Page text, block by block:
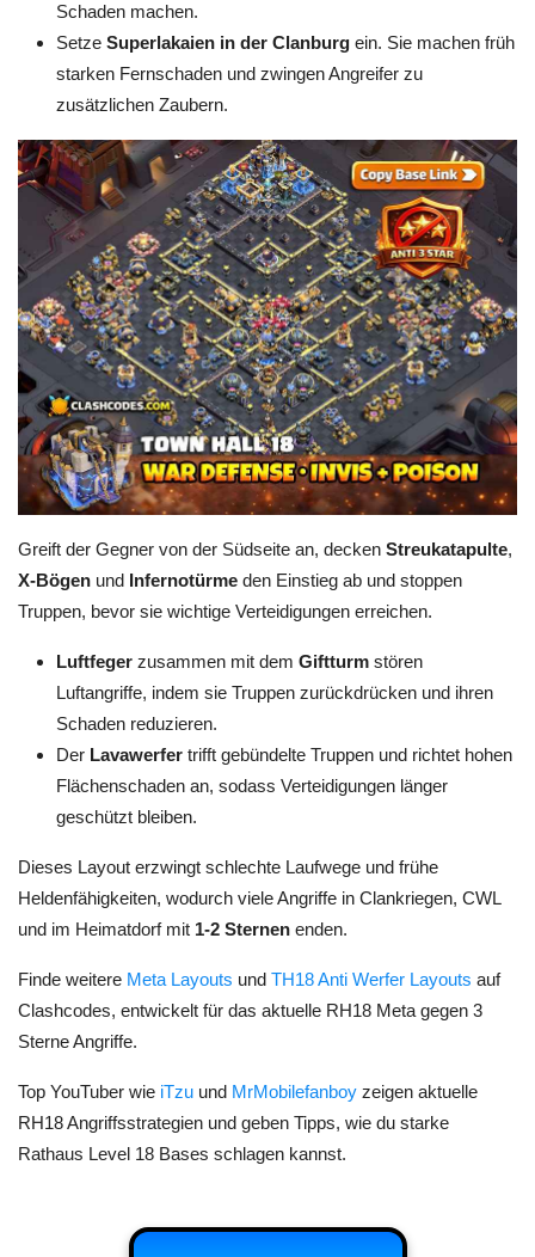
Schaden machen.
Setze Superlakaien in der Clanburg ein. Sie machen früh
starken Fernschaden und zwingen Angreifer zu
zusätzlichen Zaubern.
Greift der Gegner von der Südseite an, decken Streukatapulte,
X-Bögen und Infernotürme den Einstieg ab und stoppen
Truppen, bevor sie wichtige Verteidigungen erreichen.
Luftfeger zusammen mit dem Giftturm stören
Luftangriffe, indem sie Truppen zurückdrücken und ihren
Schaden reduzieren.
Der Lavawerfer trifft gebündelte Truppen und richtet hohen
Flächenschaden an, sodass Verteidigungen länger
geschützt bleiben.
Dieses Layout erzwingt schlechte Laufwege und frühe
Heldenfähigkeiten, wodurch viele Angriffe in Clankriegen, CWL
und im Heimatdorf mit 1-2 Sternen enden.
Finde weitere Meta Layouts und TH18 Anti Werfer Layouts auf
Clashcodes, entwickelt für das aktuelle RH18 Meta gegen 3
Sterne Angriffe.
Top YouTuber wie iTzu und MrMobilefanboy zeigen aktuelle
RH18 Angriffsstrategien und geben Tipps, wie du starke
Rathaus Level 18 Bases schlagen kannst.